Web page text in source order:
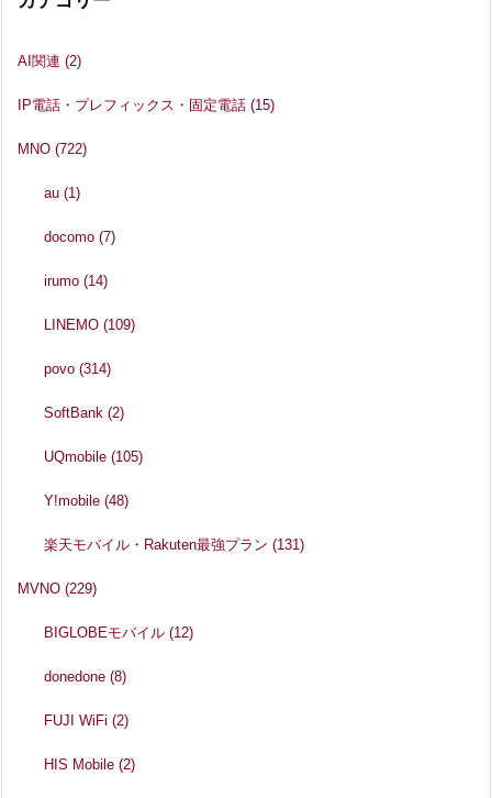
AI関連 (2)
IP電話・プレフィックス・固定電話 (15)
MNO (722)
au(1)
docomo(7)
irumo(14)
LINEMO(109)
povo(314)
SoftBank(2)
UQmobile(105)
Y!mobile(48)
楽天モバイル・Rakuten最強プラン(131)
MVNO (229)
BIGLOBEモバイル(12)
donedone(8)
FUJI WiFi(2)
HIS Mobile(2)